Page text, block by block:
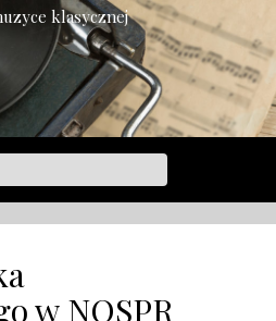
klasycznej
w NOSPR